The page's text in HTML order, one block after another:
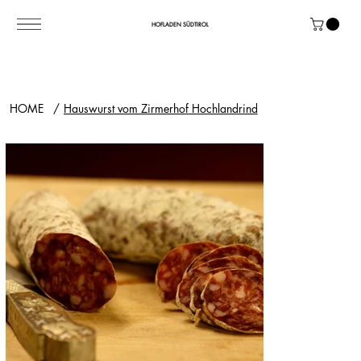
HOFLADEN SÜDTIROL
HOME / Hauswurst vom Zirmerhof Hochlandrind